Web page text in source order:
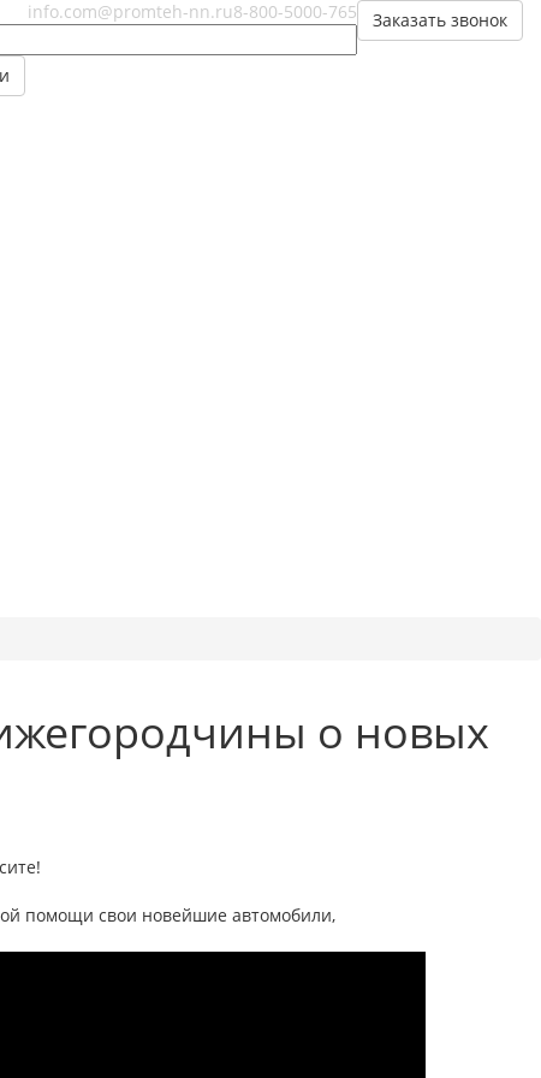
Заказать звонок
8-800-5000-765
info.com@promteh-nn.ru
о новых
помощи свои новейшие автомобили,